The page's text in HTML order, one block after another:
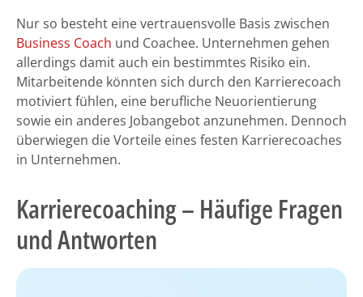
Nur so besteht eine vertrauensvolle Basis zwischen
Business Coach und Coachee. Unternehmen gehen
allerdings damit auch ein bestimmtes Risiko ein.
Mitarbeitende könnten sich durch den Karrierecoach
motiviert fühlen, eine berufliche Neuorientierung
sowie ein anderes Jobangebot anzunehmen. Dennoch
überwiegen die Vorteile eines festen Karrierecoaches
in Unternehmen.
Karrierecoaching – Häufige Fragen
und Antworten